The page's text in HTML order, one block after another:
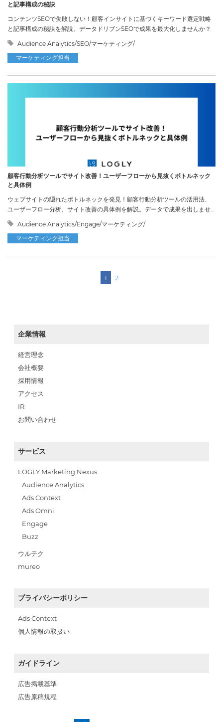
と記事構成の秘訣
コンテンツSEOで失敗しない！顧客インサイトに基づくキーワード選定戦略
と記事構成の秘訣を解説。データドリブンSEOで成果を最大化しませんか？
Audience Analytics/SEO/マーケティング/
マーケティング担当
顧客行動分析ツールでサイト改善！ユーザーフローから見抜くボトルネック
と具体例
ウェブサイトの隠れたボトルネックを発見！顧客行動分析ツールの活用法、
ユーザーフロー分析、サイト改善の具体例を解説。データで成果を出しませ
んか？
Audience Analytics/Engage/マーケティング/
マーケティング担当
1 2
企業情報
経営理念
会社概要
採用情報
アクセス
IR
お問い合わせ
サービス
LOGLY Marketing Nexus
Audience Analytics
Ads Context
Ads Omni
Engage
Buzz
ウルテク
mureo
プライバシーポリシー
Ads Context
個人情報の取扱い
ガイドライン
広告掲載基準
広告原稿規程